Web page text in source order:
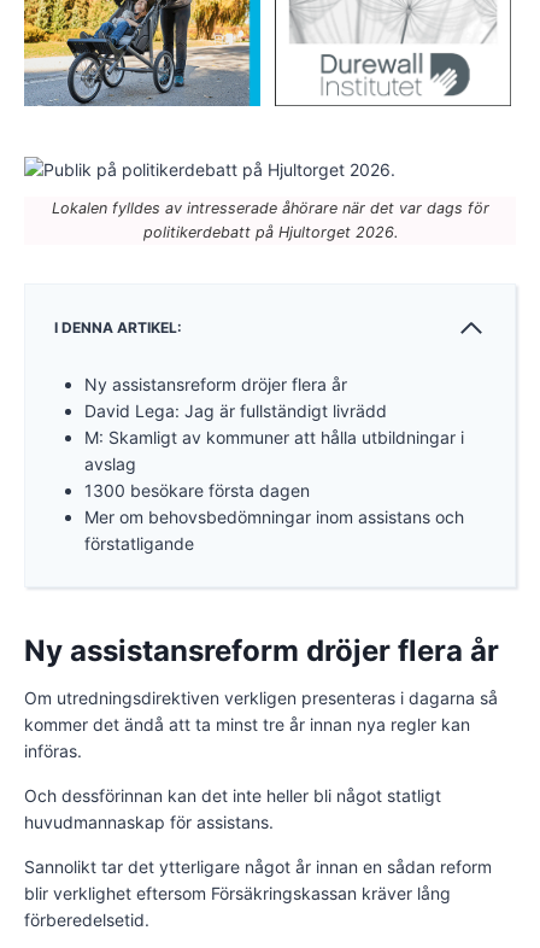
Lokalen fylldes av intresserade åhörare när det var dags för
politikerdebatt på Hjultorget 2026.
I DENNA ARTIKEL:
Ny assistansreform dröjer flera år
David Lega: Jag är fullständigt livrädd
M: Skamligt av kommuner att hålla utbildningar i
avslag
1300 besökare första dagen
Mer om behovsbedömningar inom assistans och
förstatligande
Ny assistansreform dröjer flera år
Om utredningsdirektiven verkligen presenteras i dagarna så
kommer det ändå att ta minst tre år innan nya regler kan
införas.
Och dessförinnan kan det inte heller bli något statligt
huvudmannaskap för assistans.
Sannolikt tar det ytterligare något år innan en sådan reform
blir verklighet eftersom Försäkringskassan kräver lång
förberedelsetid.